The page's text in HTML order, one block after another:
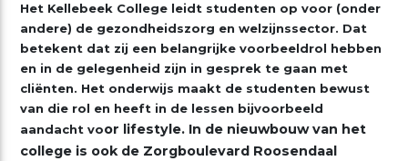
Het Kellebeek College leidt studenten op voor (onder
andere) de gezondheidszorg en welzijnssector. Dat
betekent dat zij een belangrijke voorbeeldrol hebben
en in de gelegenheid zijn in gesprek te gaan met
cliënten. Het onderwijs maakt de studenten bewust
van die rol en heeft in de lessen bijvoorbeeld
aandacht voor lifestyle. In de nieuwbouw van het
college is ook de Zorgboulevard Roosendaal